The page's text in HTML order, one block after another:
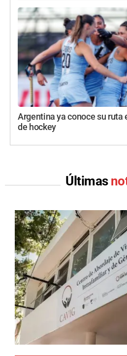
Argentina ya conoce su ruta
de hockey
Últimas